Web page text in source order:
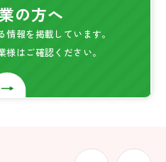
の方へ
報を掲載しています。
様はご確認ください。